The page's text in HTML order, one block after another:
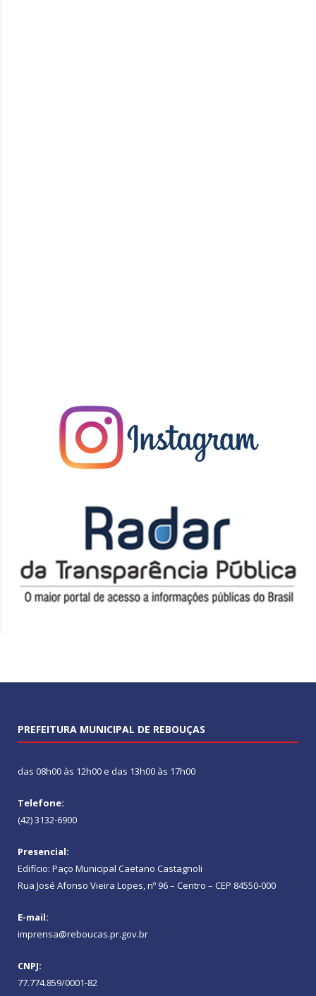
PREFEITURA MUNICIPAL DE REBOUÇAS
das 08h00 às 12h00 e das 13h00 às 17h00
Telefone:
(42) 3132-6900
Presencial:
Edifício: Paço Municipal Caetano Castagnoli
Rua José Afonso Vieira Lopes, nº 96 – Centro – CEP 84550-000
E-mail:
imprensa@reboucas.pr.gov.br
CNPJ:
77.774.859/0001-82